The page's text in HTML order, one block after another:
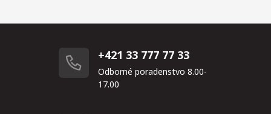
+421 33 777 77 33
Odborné poradenstvo 8.00-
17.00